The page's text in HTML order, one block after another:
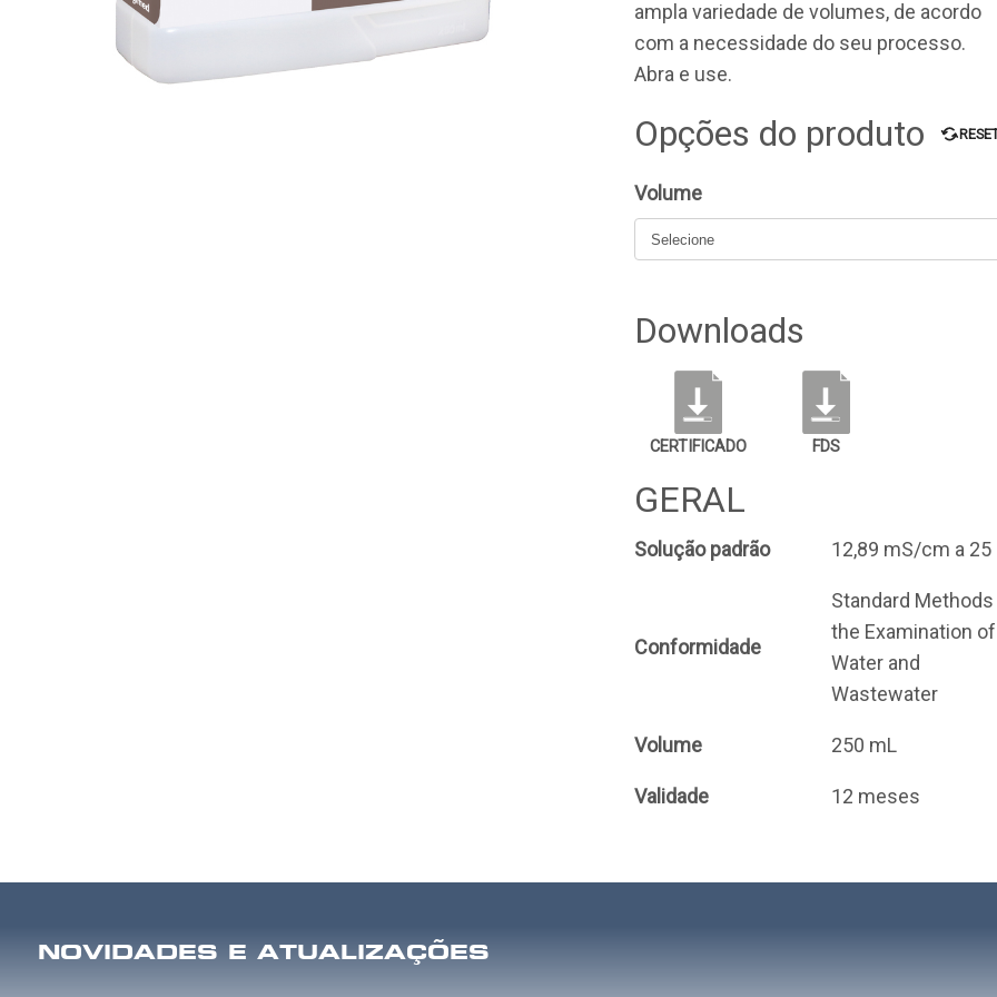
ampla variedade de volumes, de acordo
com a necessidade do seu processo.
Abra e use.
Opções do produto
Volume
Downloads
CERTIFICADO FDS
GERAL
Solução padrão 12,89 mS/cm a 25
Conformidade
Standard
the Examination of
Water and
Wastewater
Volume 250 mL
Validade 12 meses
NOVIDADES E ATUALIZAÇÕES